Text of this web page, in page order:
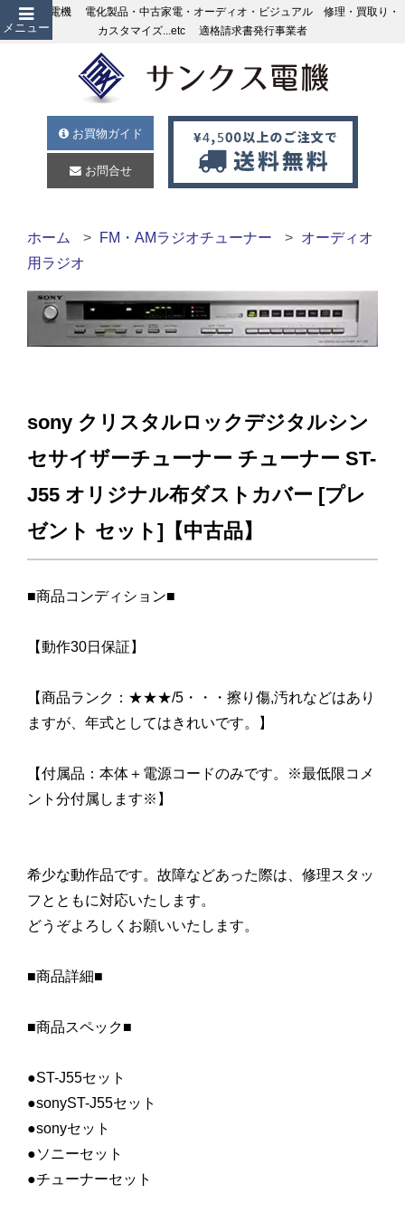
メニュー
サンクス電機 電化製品・中古家電・オーディオ・ビジュアル 修理・買取り・
カスタマイズ...etc 適格請求書発行事業者
お買物ガイド
お問合せ
ホーム FM・AMラジオチューナー
オーディオ
用ラジオ
sony クリスタルロックデジタルシン
セサイザーチューナー チューナー ST-
J55 オリジナル布ダストカバー [プレ
ゼント セット]【中古品】
■商品コンディション■
【動作30日保証】
【商品ランク：★★★/5・・・擦り傷,汚れなどはあり
ますが、年式としてはきれいです。】
【付属品：本体＋電源コードのみです。※最低限コメ
ント分付属します※】
希少な動作品です。故障などあった際は、修理スタッ
フとともに対応いたします。
どうぞよろしくお願いいたします。
■商品詳細■
■商品スペック■
●ST-J55セット
●sonyST-J55セット
●sonyセット
●ソニーセット
●チューナーセット